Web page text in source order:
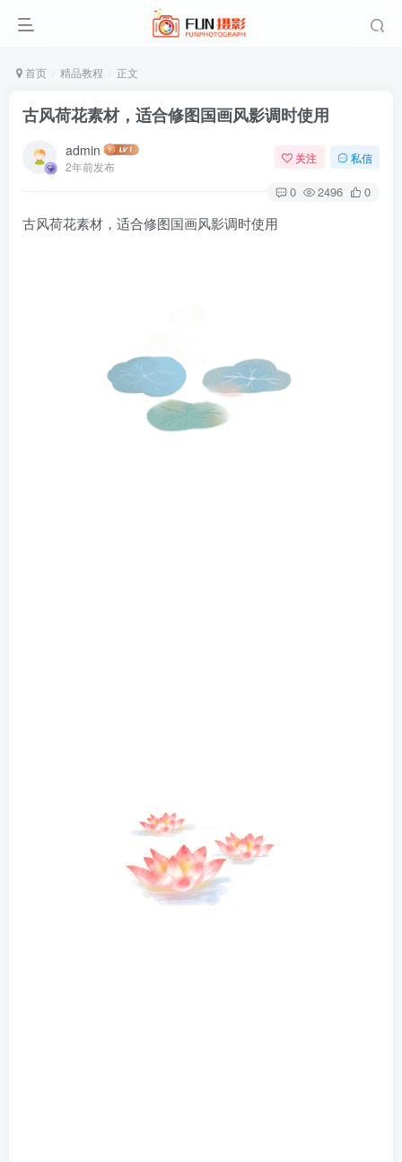
首页 精品教程 正文
古风荷花素材，适合修图国画风影调时使用
admin
2年前发布
关注 私信
0 2496 0
古风荷花素材，适合修图国画风影调时使用